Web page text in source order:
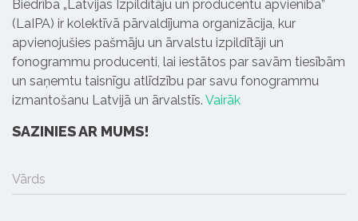
Biedrība „Latvijas Izpildītāju un producentu apvienība”
(LaIPA) ir kolektīvā pārvaldījuma organizācija, kur
apvienojušies pašmāju un ārvalstu izpildītāji un
fonogrammu producenti, lai iestātos par savām tiesībām
un saņemtu taisnīgu atlīdzību par savu fonogrammu
izmantošanu Latvijā un ārvalstīs. Vairāk
SAZINIES AR MUMS!
Vārds